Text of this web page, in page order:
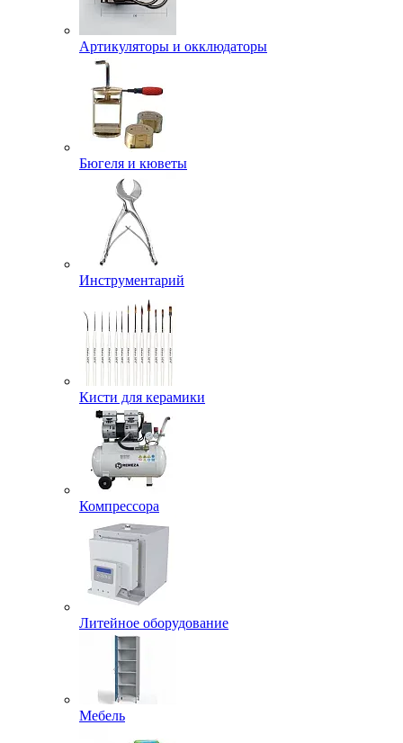
Артикуляторы и окклюдаторы
Бюгеля и кюветы
Инструментарий
Кисти для керамики
Компрессора
Литейное оборудование
Мебель